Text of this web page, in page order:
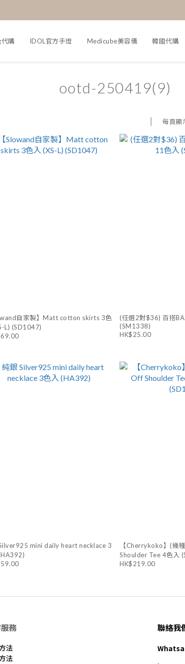
購 IDOL官方手燈 Medicube美容儀 韓國代購
ootd-250419(9)
每頁顯
自家製】Matt cotton skirts 3色
L) (SD1047)
(任選2對$36) 百搭
(SM1338)
HK$25.00
mini daily heart necklace 3
【Cherrykoko】(幾
Shoulder Tee 4色入
HK$219.00
務
法
法
聯絡我